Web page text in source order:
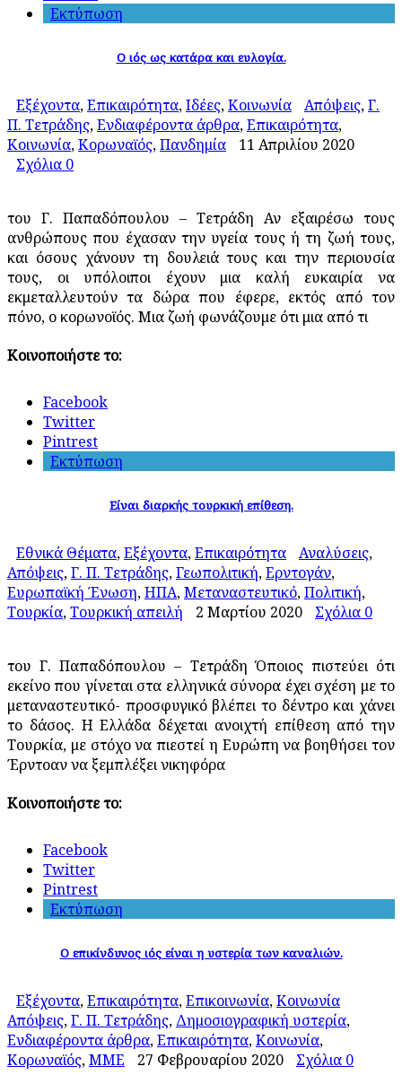
Εκτύπωση
Ο ιός ως κατάρα και ευλογία.
Εξέχοντα,Επικαιρότητα,Ιδέες,Κοινωνία Απόψεις,Γ.
Π. Τετράδης,Ενδιαφέροντα άρθρα,Επικαιρότητα,
Κοινωνία,Κορωναϊός,Πανδημία
11 Απριλίου 2020
Σχόλια 0
του Γ. Παπαδόπουλου – Τετράδη Αν εξαιρέσω τους
ανθρώπους που έχασαν την υγεία τους ή τη ζωή τους,
και όσους χάνουν τη δουλειά τους και την περιουσία
τους, οι υπόλοιποι έχουν μια καλή ευκαιρία να
εκμεταλλευτούν τα δώρα που έφερε, εκτός από τον
πόνο, ο κορωνοϊός. Μια ζωή φωνάζουμε ότι μια από τι
Κοινοποιήστε το:
Facebook
Twitter
Pintrest
Εκτύπωση
Είναι διαρκής τουρκική επίθεση.
Εθνικά Θέματα,Εξέχοντα,Επικαιρότητα Αναλύσεις,
Απόψεις,Γ. Π. Τετράδης,Γεωπολιτική,Ερντογάν,
Ευρωπαϊκή Ένωση,ΗΠΑ,Μεταναστευτικό,Πολιτική,
Τουρκία,Τουρκική απειλή 2 Μαρτίου 2020 Σχόλια 0
του Γ. Παπαδόπουλου – Τετράδη Όποιος πιστεύει ότι
εκείνο που γίνεται στα ελληνικά σύνορα έχει σχέση με το
μεταναστευτικό- προσφυγικό βλέπει το δέντρο και χάνει
το δάσος. Η Ελλάδα δέχεται ανοιχτή επίθεση από την
Τουρκία, με στόχο να πιεστεί η Ευρώπη να βοηθήσει τον
Έρντοαν να ξεμπλέξει νικηφόρα
Κοινοποιήστε το:
Facebook
Twitter
Pintrest
Εκτύπωση
Ο επικίνδυνος ιός είναι η υστερία των καναλιών.
Εξέχοντα,Επικαιρότητα,Επικοινωνία,Κοινωνία
Απόψεις,Γ. Π. Τετράδης, Δημοσιογραφική υστερία,
Ενδιαφέροντα άρθρα,Επικαιρότητα,Κοινωνία,
Κορωναϊός,ΜΜΕ 27 Φεβρουαρίου 2020 Σχόλια 0